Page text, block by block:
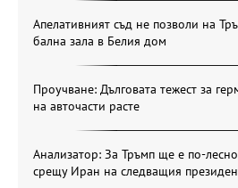
Апелативният съд не позволи на
бална зала в Белия дом
Проучване: Дълговата тежест за
на авточасти расте
Анализатор: За Тръмп ще е по-
срещу Иран на следващия